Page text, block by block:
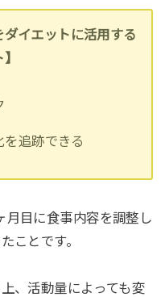
ダイエットに活用する
を追跡できる
月目に食事内容を調整し
ことです。
、活動量によっても変